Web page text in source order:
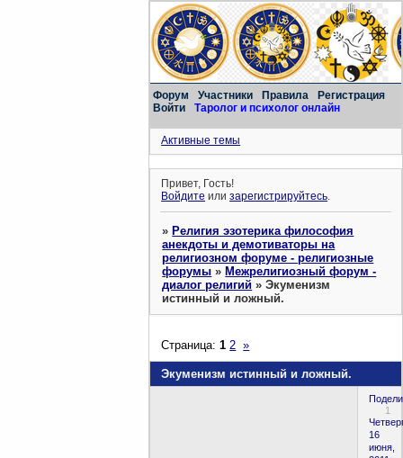
Форум Участники Правила
Регистрация
Войти
Таролог и психолог онлайн
Активные темы
Привет, Гость!
Войдите илизарегистрируйтесь.
»Религия эзотерика философия
анекдоты и демотиваторы на
религиозном форуме - религиозные
форумы »Межрелигиозный форум -
диалог религий »Экуменизм
истинный и ложный.
Экуменизм истинный и ложный.
Страница:1 2 »
1
16
июня,